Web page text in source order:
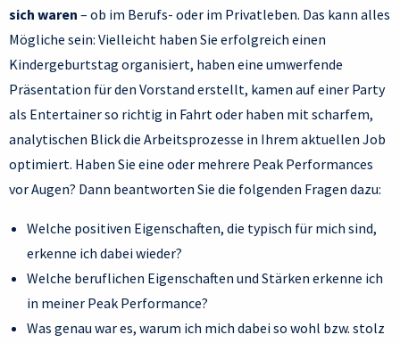
sich waren – ob im Berufs- oder im Privatleben. Das kann alles
Mögliche sein: Vielleicht haben Sie erfolgreich einen
Kindergeburtstag organisiert, haben eine umwerfende
Präsentation für den Vorstand erstellt, kamen auf einer Party
als Entertainer so richtig in Fahrt oder haben mit scharfem,
analytischen Blick die Arbeitsprozesse in Ihrem aktuellen Job
optimiert. Haben Sie eine oder mehrere Peak Performances
vor Augen? Dann beantworten Sie die folgenden Fragen dazu:
Welche positiven Eigenschaften, die typisch für mich sind,
erkenne ich dabei wieder?
Welche beruflichen Eigenschaften und Stärken erkenne ich
in meiner Peak Performance?
Was genau war es, warum ich mich dabei so wohl bzw. stolz